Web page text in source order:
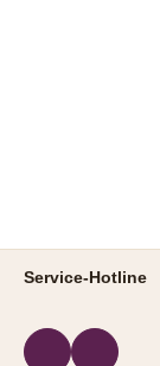
Service-Hotline